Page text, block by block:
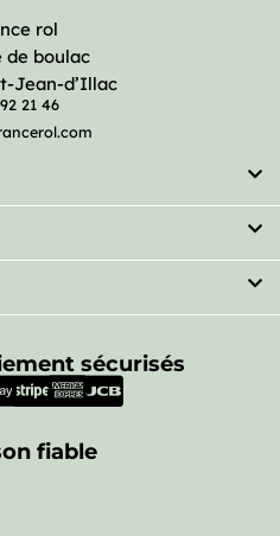
rol
de boulac
Jean-d’Illac
21 46
sécurisés
fiable